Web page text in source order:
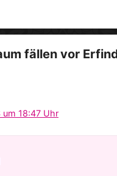
fällen vor
18:47 Uhr